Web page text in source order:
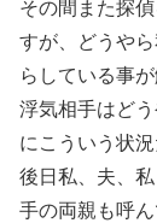
その間また探
すが、どうや
らしている事が
浮気相手はど
にこういう状
後日私、夫、
手の両親も呼ん